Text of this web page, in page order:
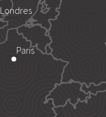
Londres
Paris